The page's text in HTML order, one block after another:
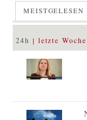
MEISTGELESEN
24h letzte Woche